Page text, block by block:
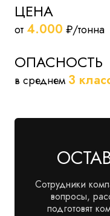
ЦЕНА
от 4.000 ₽/тонна
ОПАСНОСТЬ
в среднем 3
Сотрудники
вопросы,
подготовят